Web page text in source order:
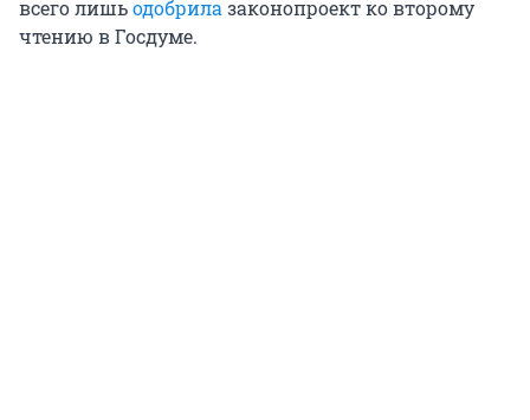
всего лишьодобрилазаконопроект ко второму
чтению в Госдуме.